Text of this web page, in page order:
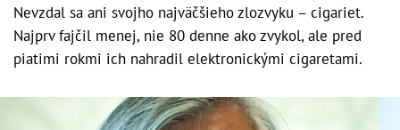
Nevzdal sa ani svojho najväčšieho zlozvyku – cigariet.
Najprv fajčil menej, nie 80 denne ako zvykol, ale pred
piatimi rokmi ich nahradil elektronickými cigaretami.